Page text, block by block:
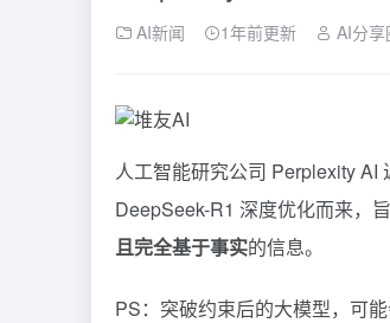
AI新闻 1年前更新 AI分享
人工智能研究公司 Perplexity AI
DeepSeek-R1 深度优化而来，
且完全基于事实的信息。
PS：突破约束后的大模型，可